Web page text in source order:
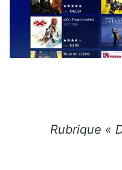
Rubrique «